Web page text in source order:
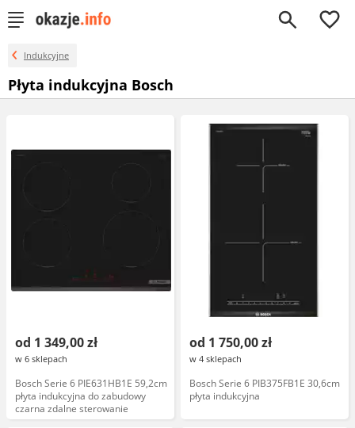
0
Indukcyjne
Płyta indukcyjna Bosch
od 1 349,00 zł
w 6 sklepach
Bosch Serie 6 PIE631HB1E 59,2cm
płyta indukcyjna do zabudowy
czarna zdalne sterowanie
od 1 750,00 zł
w 4 sklepach
Bosch Serie 6 PIB375FB1E 30,6cm
płyta indukcyjna